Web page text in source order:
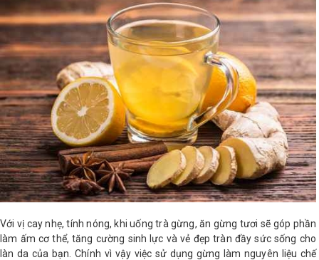
Shop All Brand A-
Z
Với vị cay nhẹ, tính nóng, khi uống trà gừng, ăn gừng tươi sẽ góp phần
làm ấm cơ thể, tăng cường sinh lực và vẻ đẹp tràn đầy sức sống cho
làn da của bạn. Chính vì vậy việc sử dụng gừng làm nguyên liệu chế